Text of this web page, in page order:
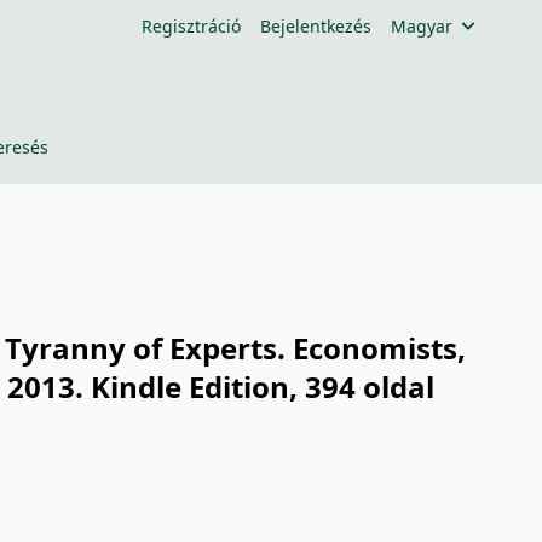
Regisztráció Bejelentkezés Magyar
of Experts. Economists,
Kindle Edition, 394 oldal